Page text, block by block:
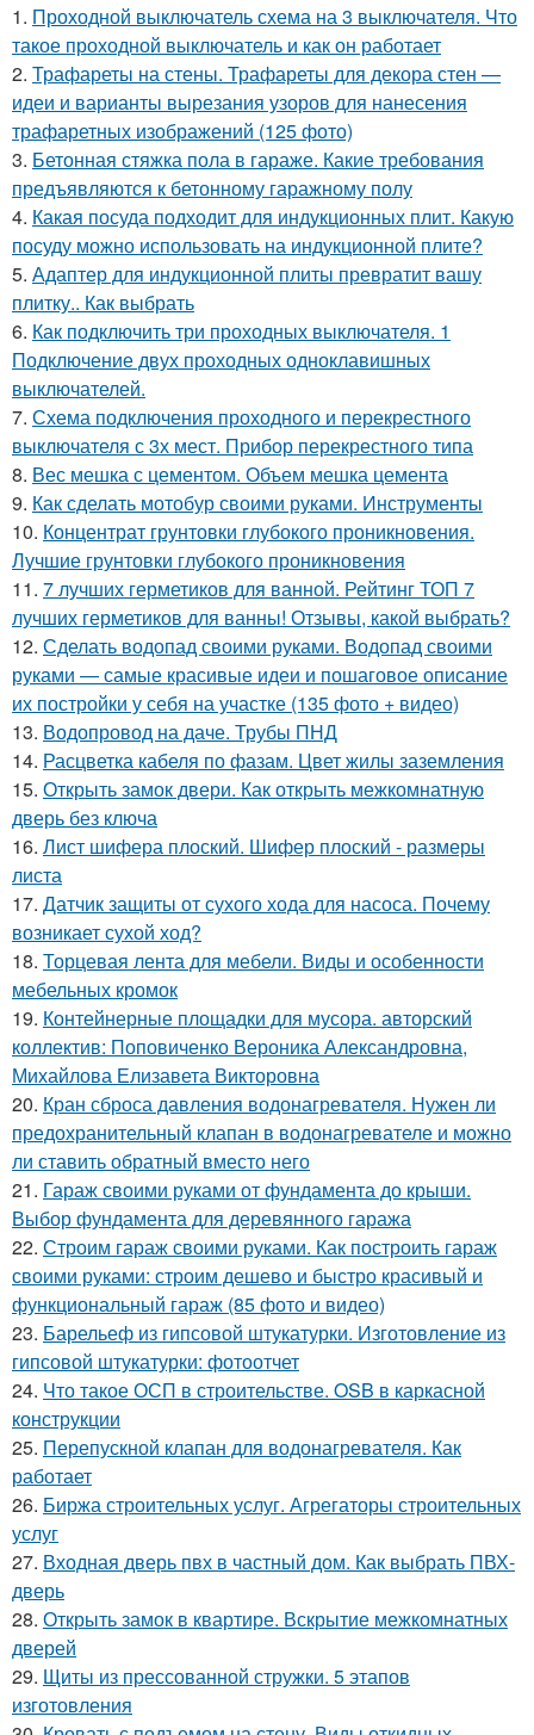
1. Проходной выключатель схема на 3 выключателя. Что
такое проходной выключатель и как он работает
2. Трафареты на стены. Трафареты для декора стен —
идеи и варианты вырезания узоров для нанесения
трафаретных изображений (125 фото)
3. Бетонная стяжка пола в гараже. Какие требования
предъявляются к бетонному гаражному полу
4. Какая посуда подходит для индукционных плит. Какую
посуду можно использовать на индукционной плите?
5. Адаптер для индукционной плиты превратит вашу
плитку.. Как выбрать
6. Как подключить три проходных выключателя. 1
Подключение двух проходных одноклавишных
выключателей.
7. Схема подключения проходного и перекрестного
выключателя с 3х мест. Прибор перекрестного типа
8. Вес мешка с цементом. Объем мешка цемента
9. Как сделать мотобур своими руками. Инструменты
10. Концентрат грунтовки глубокого проникновения.
Лучшие грунтовки глубокого проникновения
11. 7 лучших герметиков для ванной. Рейтинг ТОП 7
лучших герметиков для ванны! Отзывы, какой выбрать?
12. Сделать водопад своими руками. Водопад своими
руками — самые красивые идеи и пошаговое описание
их постройки у себя на участке (135 фото + видео)
13. Водопровод на даче. Трубы ПНД
14. Расцветка кабеля по фазам. Цвет жилы заземления
15. Открыть замок двери. Как открыть межкомнатную
дверь без ключа
16. Лист шифера плоский. Шифер плоский - размеры
листа
17. Датчик защиты от сухого хода для насоса. Почему
возникает сухой ход?
18. Торцевая лента для мебели. Виды и особенности
мебельных кромок
19. Контейнерные площадки для мусора. авторский
коллектив: Поповиченко Вероника Александровна,
Михайлова Елизавета Викторовна
20. Кран сброса давления водонагревателя. Нужен ли
предохранительный клапан в водонагревателе и можно
ли ставить обратный вместо него
21. Гараж своими руками от фундамента до крыши.
Выбор фундамента для деревянного гаража
22. Строим гараж своими руками. Как построить гараж
своими руками: строим дешево и быстро красивый и
функциональный гараж (85 фото и видео)
23. Барельеф из гипсовой штукатурки. Изготовление из
гипсовой штукатурки: фотоотчет
24. Что такое ОСП в строительстве. OSB в каркасной
конструкции
25. Перепускной клапан для водонагревателя. Как
работает
26. Биржа строительных услуг. Агрегаторы строительных
услуг
27. Входная дверь пвх в частный дом. Как выбрать ПВХ-
дверь
28. Открыть замок в квартире. Вскрытие межкомнатных
дверей
29. Щиты из прессованной стружки. 5 этапов
изготовления